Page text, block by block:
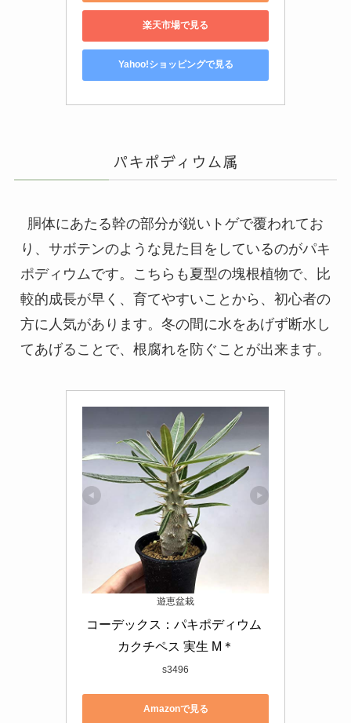
楽天市場で見る
Yahoo!ショッピングで見る
パキポディウム属
胴体にあたる幹の部分が鋭いトゲで覆われてお
り、サボテンのような見た目をしているのがパキ
ポディウムです。こちらも夏型の塊根植物で、比
較的成長が早く、育てやすいことから、初心者の
方に人気があります。冬の間に水をあげず断水し
てあげることで、根腐れを防ぐことが出来ます。
遊恵盆栽
コーデックス：パキポディウム
カクチペス 実生 M＊
s3496
Amazonで見る